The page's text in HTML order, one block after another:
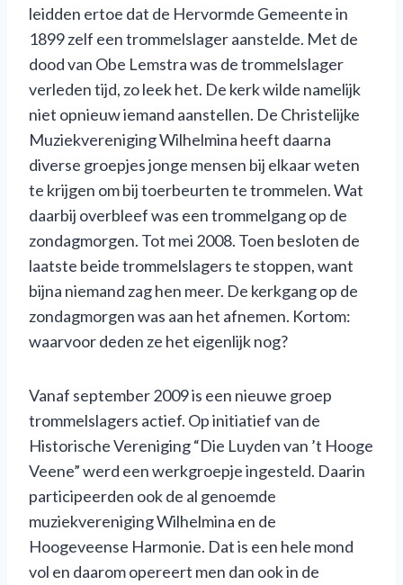
leidden ertoe dat de Hervormde Gemeente in
1899 zelf een trommelslager aanstelde. Met de
dood van Obe Lemstra was de trommelslager
verleden tijd, zo leek het. De kerk wilde namelijk
niet opnieuw iemand aanstellen. De Christelijke
Muziekvereniging Wilhelmina heeft daarna
diverse groepjes jonge mensen bij elkaar weten
te krijgen om bij toerbeurten te trommelen. Wat
daarbij overbleef was een trommelgang op de
zondagmorgen. Tot mei 2008. Toen besloten de
laatste beide trommelslagers te stoppen, want
bijna niemand zag hen meer. De kerkgang op de
zondagmorgen was aan het afnemen. Kortom:
waarvoor deden ze het eigenlijk nog?
Vanaf september 2009 is een nieuwe groep
trommelslagers actief. Op initiatief van de
Historische Vereniging “Die Luyden van ’t Hooge
Veene” werd een werkgroepje ingesteld. Daarin
participeerden ook de al genoemde
muziekvereniging Wilhelmina en de
Hoogeveense Harmonie. Dat is een hele mond
vol en daarom opereert men dan ook in de